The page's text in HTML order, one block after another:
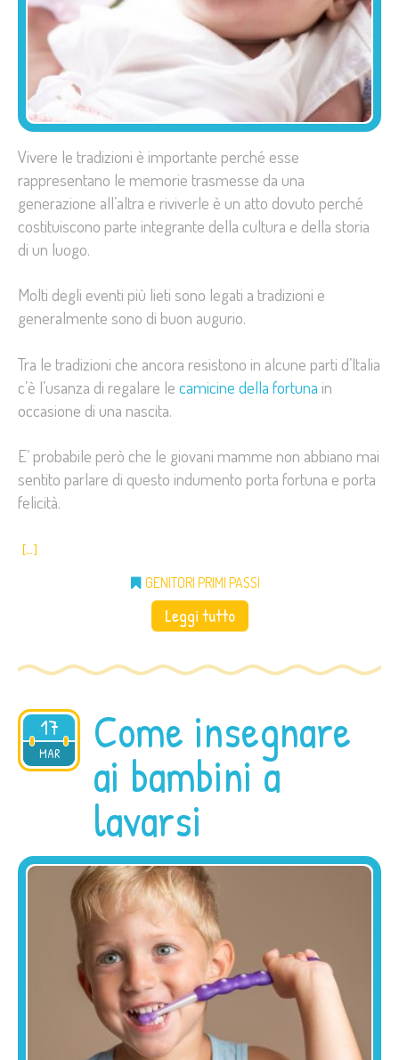
Vivere le tradizioni è importante perché esse
rappresentano le memorie trasmesse da una
generazione all’altra e riviverle è un atto dovuto perché
costituiscono parte integrante della cultura e della storia
di un luogo.
Molti degli eventi più lieti sono legati a tradizioni e
generalmente sono di buon augurio.
Tra le tradizioni che ancora resistono in alcune parti d’Italia
c’è l’usanza di regalare le camicine della fortuna in
occasione di una nascita.
E’ probabile però che le giovani mamme non abbiano mai
sentito parlare di questo indumento porta fortuna e porta
felicità.
[…]
GENITORI PRIMI PASSI
Leggi tutto
17
MAR
2021 Come insegnare
ai bambini a
lavarsi